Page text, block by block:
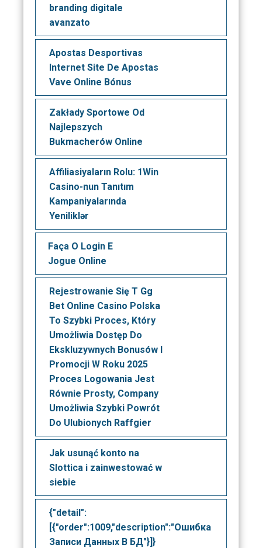
branding digitale
avanzato
Apostas Desportivas
Internet Site De Apostas
Vave Online Bónus
Zakłady Sportowe Od
Najlepszych
Bukmacherów Online
Affiliasiyaların Rolu: 1Win
Casino-nun Tanıtım
Kampaniyalarında
Yeniliklər
Faça O Login E
Jogue Online
Rejestrowanie Się T Gg
Bet Online Casino Polska
To Szybki Proces, Który
Umożliwia Dostęp Do
Ekskluzywnych Bonusów I
Promocji W Roku 2025
Proces Logowania Jest
Równie Prosty, Company
Umożliwia Szybki Powrót
Do Ulubionych Raffgier
Jak usunąć konto na
Slottica i zainwestować w
siebie
{"detail":
[{"order":1009,"description":"Ошибка
Записи Данных В БД"}]}